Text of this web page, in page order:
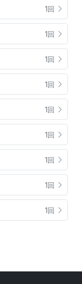
1回
1回
1回
1回
1回
1回
1回
1回
1回